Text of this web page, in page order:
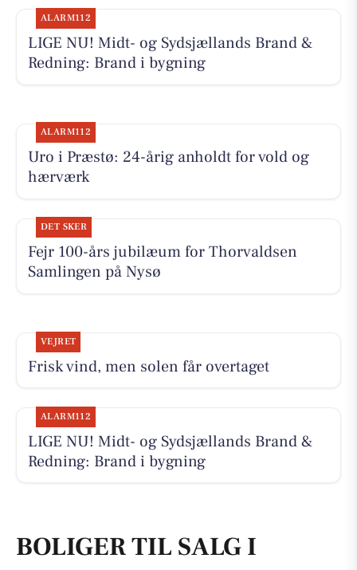
ALARM112
LIGE NU! Midt- og Sydsjællands Brand &
Redning: Brand i bygning
ALARM112
Uro i Præstø: 24-årig anholdt for vold og
hærværk
DET SKER
Fejr 100-års jubilæum for Thorvaldsen
Samlingen på Nysø
VEJRET
Frisk vind, men solen får overtaget
ALARM112
LIGE NU! Midt- og Sydsjællands Brand &
Redning: Brand i bygning
BOLIGER TIL SALG I